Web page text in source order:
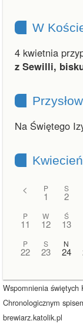
W
4 kwietnia
z Sewilli,
Na Świętego
< P
1
S
2
P
11
W
12
Ś
13
P
22
S
23
N
24
Wspomnienia świętych
Chronologicznym
brewiarz.katolik.pl